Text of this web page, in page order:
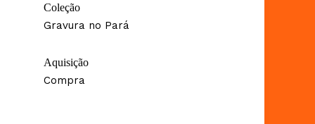
Coleção
Gravura no Pará
Aquisição
Compra